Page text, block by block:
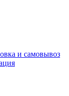
и самовывоз